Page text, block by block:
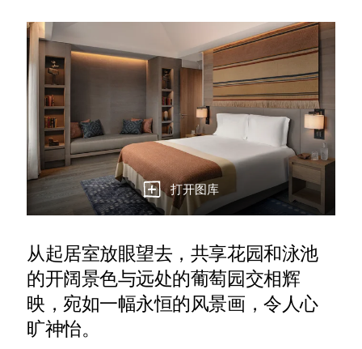
打开图库
从起居室放眼望去，共享花园和泳池
的开阔景色与远处的葡萄园交相辉
映，宛如一幅永恒的风景画，令人心
旷神怡。